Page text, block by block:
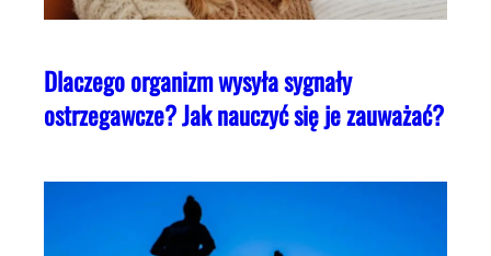
Dlaczego organizm wysyła sygnały
ostrzegawcze? Jak nauczyć się je zauważać?